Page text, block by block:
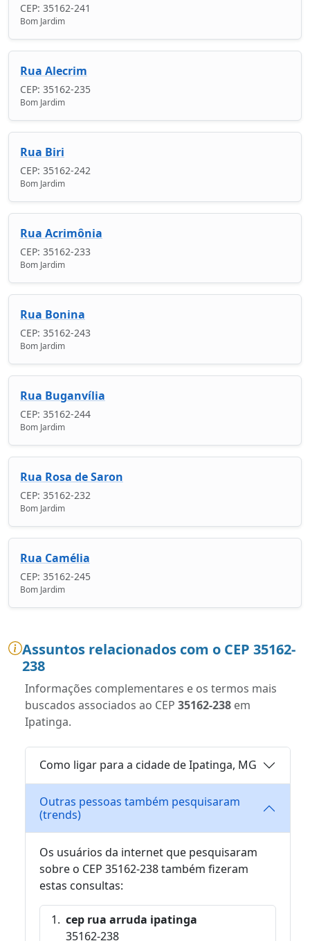
CEP: 35162-241
Bom Jardim
Rua Alecrim
CEP: 35162-235
Bom Jardim
Rua Biri
CEP: 35162-242
Bom Jardim
Rua Acrimônia
CEP: 35162-233
Bom Jardim
Rua Bonina
CEP: 35162-243
Bom Jardim
Rua Buganvília
CEP: 35162-244
Bom Jardim
Rua Rosa de Saron
CEP: 35162-232
Bom Jardim
Rua Camélia
CEP: 35162-245
Bom Jardim
Assuntos relacionados com o CEP 35162-
238
Informações complementares e os termos mais
buscados associados ao CEP 35162-238 em
Ipatinga.
Como ligar para a cidade de Ipatinga, MG
Outras pessoas também pesquisaram
(trends)
Os usuários da internet que pesquisaram
sobre o CEP 35162-238 também fizeram
estas consultas:
cep rua arruda ipatinga
35162-238